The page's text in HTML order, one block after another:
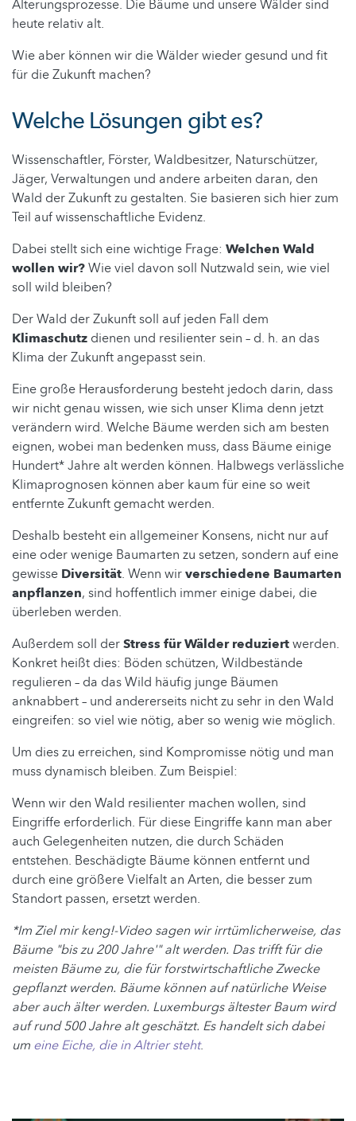
Alterungsprozesse. Die Bäume und unsere Wälder sind
heute relativ alt.
Wie aber können wir die Wälder wieder gesund und fit
für die Zukunft machen?
Welche Lösungen gibt es?
Wissenschaftler, Förster, Waldbesitzer, Naturschützer,
Jäger, Verwaltungen und andere arbeiten daran, den
Wald der Zukunft zu gestalten. Sie basieren sich hier zum
Teil auf wissenschaftliche Evidenz.
Dabei stellt sich eine wichtige Frage: Welchen Wald
wollen wir?Wie viel davon soll Nutzwald sein, wie viel
soll wild bleiben?
Der Wald der Zukunft soll auf jeden Fall dem
Klimaschutz dienen und resilienter sein – d. h. an das
Klima der Zukunft angepasst sein.
Eine große Herausforderung besteht jedoch darin, dass
wir nicht genau wissen, wie sich unser Klima denn jetzt
verändern wird. Welche Bäume werden sich am besten
eignen, wobei man bedenken muss, dass Bäume einige
Hundert* Jahre alt werden können. Halbwegs verlässliche
Klimaprognosen können aber kaum für eine so weit
entfernte Zukunft gemacht werden.
Deshalb besteht ein allgemeiner Konsens, nicht nur auf
eine oder wenige Baumarten zu setzen, sondern auf eine
gewisse Diversität. Wenn wirverschiedene Baumarten
anpflanzen, sind hoffentlich immer einige dabei, die
überleben werden.
Außerdem soll derStress für Wälder reduziertwerden.
Konkret heißt dies: Böden schützen, Wildbestände
regulieren – da das Wild häufig junge Bäumen
anknabbert – und andererseits nicht zu sehr in den Wald
eingreifen: so viel wie nötig, aber so wenig wie möglich.
Um dies zu erreichen, sind Kompromisse nötig und man
muss dynamisch bleiben. Zum Beispiel:
Wenn wir den Wald resilienter machen wollen, sind
Eingriffe erforderlich. Für diese Eingriffe kann man aber
auch Gelegenheiten nutzen, die durch Schäden
entstehen. Beschädigte Bäume können entfernt und
durch eine größere Vielfalt an Arten, die besser zum
Standort passen, ersetzt werden.
*Im Ziel mir keng!-Video sagen wir irrtümlicherweise, das
Bäume "bis zu 200 Jahre'" alt werden. Das trifft für die
meisten Bäume zu, die für forstwirtschaftliche Zwecke
gepflanzt werden. Bäume können auf natürliche Weise
aber auch älter werden. Luxemburgs ältester Baum wird
auf rund 500 Jahre alt geschätzt. Es handelt sich dabei
um eine Eiche, die in Altrier steht.